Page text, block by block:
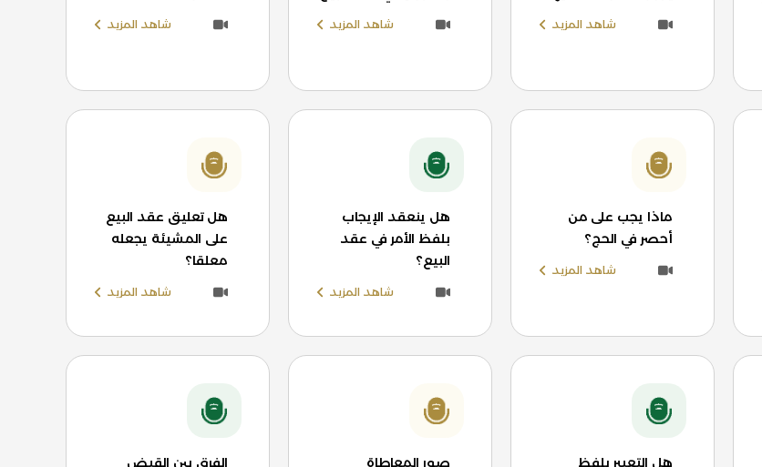
شاهد المزيد شاهد المزيد شاهد المزيد
ماذا يجب على من
أحصر في الحج؟
شاهد المزيد
هل ينعقد الإيجاب
بلفظ الأمر في عقد
البيع؟
شاهد المزيد
هل تعليق عقد البيع
على المشيئة يجعله
معلقا؟
شاهد المزيد
هل التعبير بلفظ صور المعاطاة الفرق بين القبض